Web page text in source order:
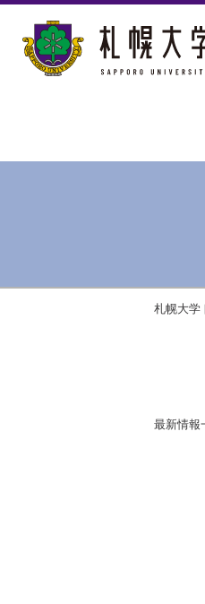
札幌大学
最新情報